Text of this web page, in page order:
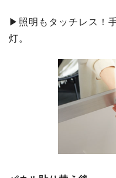
▶照明もタッチレス！
灯。